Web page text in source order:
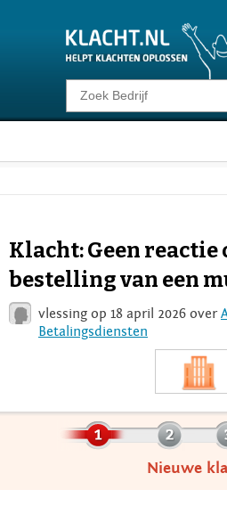
Klacht melden
Consumentenrecht
Voor Bedrijven
Login
Klacht: Geen reactie
bestelling van een
vlessing op 18 april 2026 over
Betalingsdiensten
Nieuwe